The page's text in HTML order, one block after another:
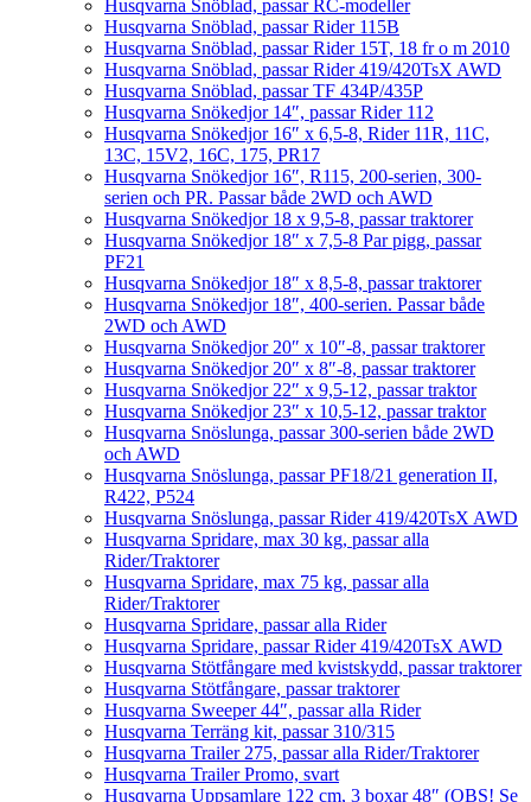
Husqvarna Snöblad, passar RC-modeller
Husqvarna Snöblad, passar Rider 115B
Husqvarna Snöblad, passar Rider 15T, 18 fr o m 2010
Husqvarna Snöblad, passar Rider 419/420TsX AWD
Husqvarna Snöblad, passar TF 434P/435P
Husqvarna Snökedjor 14″, passar Rider 112
Husqvarna Snökedjor 16″ x 6,5-8, Rider 11R, 11C,
13C, 15V2, 16C, 175, PR17
Husqvarna Snökedjor 16″, R115, 200-serien, 300-
serien och PR. Passar både 2WD och AWD
Husqvarna Snökedjor 18 x 9,5-8, passar traktorer
Husqvarna Snökedjor 18″ x 7,5-8 Par pigg, passar
PF21
Husqvarna Snökedjor 18″ x 8,5-8, passar traktorer
Husqvarna Snökedjor 18″, 400-serien. Passar både
2WD och AWD
Husqvarna Snökedjor 20″ x 10″-8, passar traktorer
Husqvarna Snökedjor 20″ x 8″-8, passar traktorer
Husqvarna Snökedjor 22″ x 9,5-12, passar traktor
Husqvarna Snökedjor 23″ x 10,5-12, passar traktor
Husqvarna Snöslunga, passar 300-serien både 2WD
och AWD
Husqvarna Snöslunga, passar PF18/21 generation II,
R422, P524
Husqvarna Snöslunga, passar Rider 419/420TsX AWD
Husqvarna Spridare, max 30 kg, passar alla
Rider/Traktorer
Husqvarna Spridare, max 75 kg, passar alla
Rider/Traktorer
Husqvarna Spridare, passar alla Rider
Husqvarna Spridare, passar Rider 419/420TsX AWD
Husqvarna Stötfångare med kvistskydd, passar traktorer
Husqvarna Stötfångare, passar traktorer
Husqvarna Sweeper 44″, passar alla Rider
Husqvarna Terräng kit, passar 310/315
Husqvarna Trailer 275, passar alla Rider/Traktorer
Husqvarna Trailer Promo, svart
Husqvarna Uppsamlare 122 cm, 3 boxar 48″ (OBS! Se